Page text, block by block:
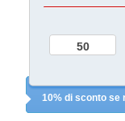
10% di sconto se